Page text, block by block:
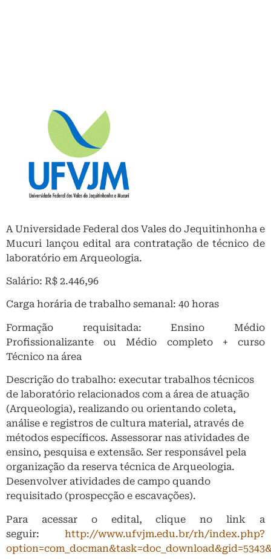
A Universidade Federal dos Vales do Jequitinhonha e
Mucuri lançou edital ara contratação de técnico de
laboratório em Arqueologia.
Salário: R$ 2.446,96
Carga horária de trabalho semanal: 40 horas
Formação requisitada: Ensino Médio
Profissionalizante ou Médio completo + curso
Técnico na área
Descrição do trabalho: executar trabalhos técnicos
de laboratório relacionados com a área de atuação
(Arqueologia), realizando ou orientando coleta,
análise e registros de cultura material, através de
métodos específicos. Assessorar nas atividades de
ensino, pesquisa e extensão. Ser responsável pela
organização da reserva técnica de Arqueologia.
Desenvolver atividades de campo quando
requisitado (prospecção e escavações).
Para acessar o edital, clique no link a
seguir: http://www.ufvjm.edu.br/rh/index.php?